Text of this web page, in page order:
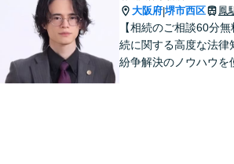
大阪府|堺市西区 鳳
【相続のご相談60分
続に関する高度な法律
紛争解決のノウハウを